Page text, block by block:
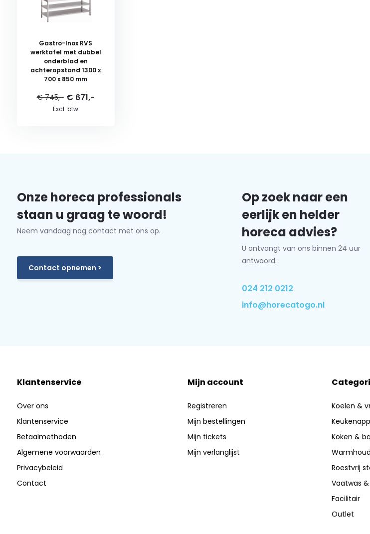
Gastro-Inox RVS
werktafel met dubbel
onderblad en
achteropstand 1300 x
700 x 850 mm
€ 745,- € 671,-
Excl. btw
Onze horeca professionals
staan u graag te woord!
Neem vandaag nog contact met ons op.
Contact opnemen >
Op zoek naar een
eerlijk en helder
horeca advies?
U ontvangt van ons binnen 24 uur
antwoord.
024 212 0212
info@horecatogo.nl
Klantenservice
Over ons
Klantenservice
Betaalmethoden
Algemene voorwaarden
Privacybeleid
Contact
Mijn account
Registreren
Mijn bestellingen
Mijn tickets
Mijn verlanglijst
Koelen &
Koken &
Roestvrij
Vaatwas
Facilitair
Outlet